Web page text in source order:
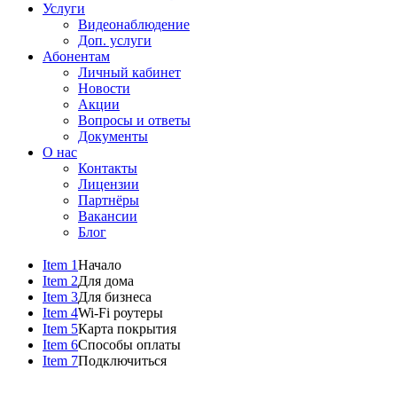
Услуги
Видеонаблюдение
Доп. услуги
Абонентам
Личный кабинет
Новости
Акции
Вопросы и ответы
Документы
О нас
Контакты
Лицензии
Партнёры
Вакансии
Блог
Item 1Начало
Item 2Для дома
Item 3Для бизнеса
Item 4Wi-Fi роутеры
Item 5Карта покрытия
Item 6Способы оплаты
Item 7Подключиться